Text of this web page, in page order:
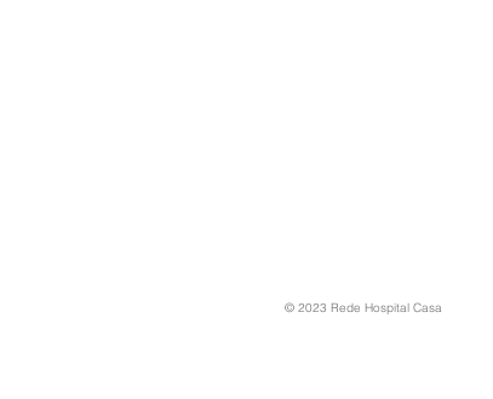
© 2023 Rede Hospital Casa